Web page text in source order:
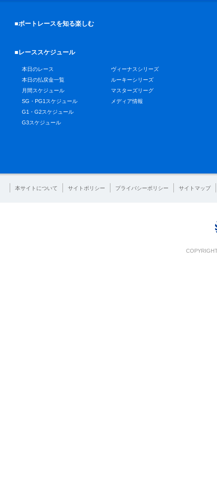
■ボートレースを知る楽しむ
■レーススケジュール
本日のレース
本日の払戻金一覧
月間スケジュール
SG・PG1スケジュール
G1・G2スケジュール
G3スケジュール
ヴィーナスシリーズ
ルーキーシリーズ
マスターズリーグ
メディア情報
本サイトについて サイトポリシー プライバシーポリシー サイトマップ